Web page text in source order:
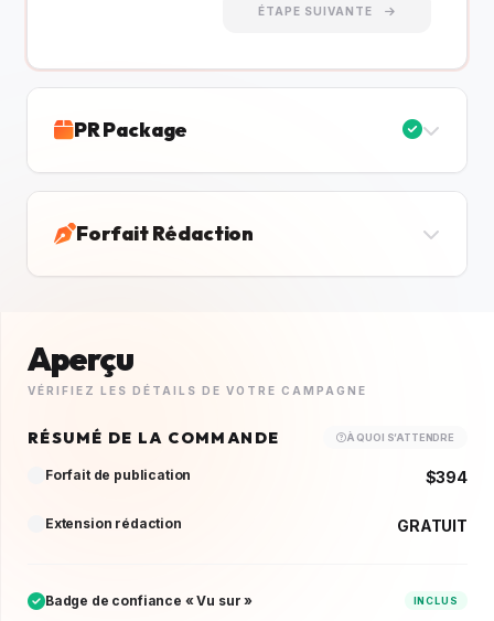
ÉTAPE SUIVANTE
PR Package
Forfait Rédaction
Aperçu
VÉRIFIEZ LES DÉTAILS DE VOTRE CAMPAGNE
RÉSUMÉ DE LA COMMANDE À QUOI S’ATTENDRE
Forfait de publication $394
Extension rédaction GRATUIT
Badge de confiance « Vu sur » INCLUS